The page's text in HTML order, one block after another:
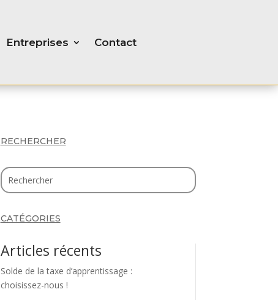
Entreprises Contact
RECHERCHER
CATÉGORIES
Articles récents
Solde de la taxe d’apprentissage :
choisissez-nous !